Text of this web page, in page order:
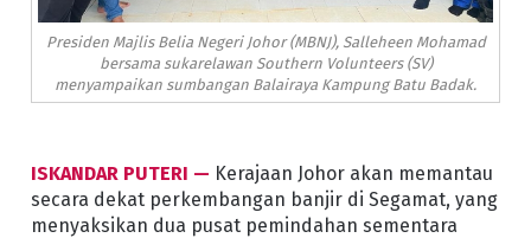
Presiden Majlis Belia Negeri Johor (MBNJ), Salleheen Mohamad
bersama sukarelawan Southern Volunteers (SV)
menyampaikan sumbangan Balairaya Kampung Batu Badak.
ISKANDAR PUTERI — Kerajaan Johor akan memantau
secara dekat perkembangan banjir di Segamat, yang
menyaksikan dua pusat pemindahan sementara